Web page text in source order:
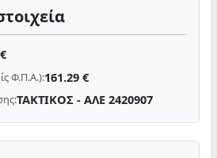
Φ.Π.Α.):161.29 €
ΤΑΚΤΙΚΟΣ - ΑΛΕ 2420907